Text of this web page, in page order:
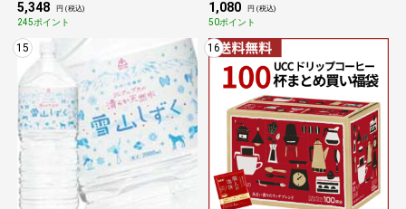
5,348 円 (税込)
245ポイント
1,080 円 (税込)
50ポイント
15 16